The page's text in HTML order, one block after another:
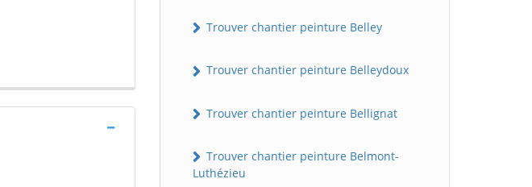
Trouver chantier peinture Belley
Trouver chantier peinture Belleydoux
Trouver chantier peinture Bellignat
Trouver chantier peinture Belmont-
Luthézieu